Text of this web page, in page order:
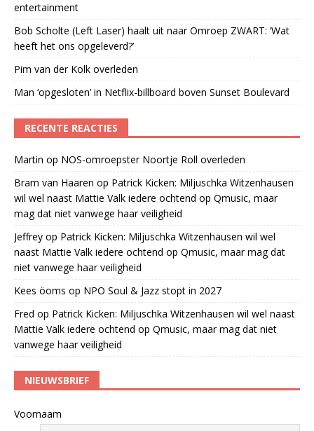
entertainment
Bob Scholte (Left Laser) haalt uit naar Omroep ZWART: ‘Wat
heeft het ons opgeleverd?’
Pim van der Kolk overleden
Man ‘opgesloten’ in Netflix-billboard boven Sunset Boulevard
RECENTE REACTIES
Martin op NOS-omroepster Noortje Roll overleden
Bram van Haaren op Patrick Kicken: Miljuschka Witzenhausen
wil wel naast Mattie Valk iedere ochtend op Qmusic, maar
mag dat niet vanwege haar veiligheid
Jeffrey op Patrick Kicken: Miljuschka Witzenhausen wil wel
naast Mattie Valk iedere ochtend op Qmusic, maar mag dat
niet vanwege haar veiligheid
Kees öoms op NPO Soul & Jazz stopt in 2027
Fred op Patrick Kicken: Miljuschka Witzenhausen wil wel naast
Mattie Valk iedere ochtend op Qmusic, maar mag dat niet
vanwege haar veiligheid
NIEUWSBRIEF
Voornaam